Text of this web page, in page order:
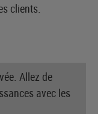
clients.
Allez de
avec les